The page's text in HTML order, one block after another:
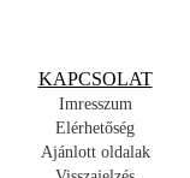
KAPCSOLAT
Imresszum
Elérhetőség
Ajánlott oldalak